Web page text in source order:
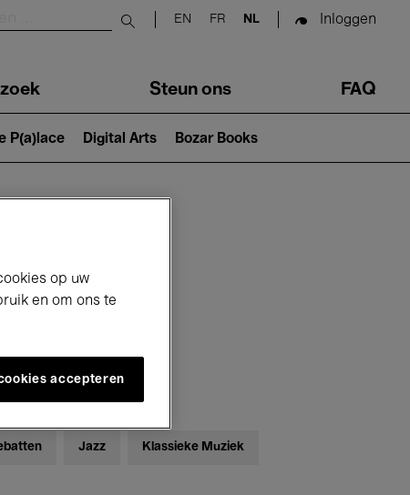
Submit search
EN FR NL Inloggen
Steun ons FAQ
P(a)lace Digital Arts Bozar Books
Jazz Klassieke Muziek
op uw
en om ons te
accepteren